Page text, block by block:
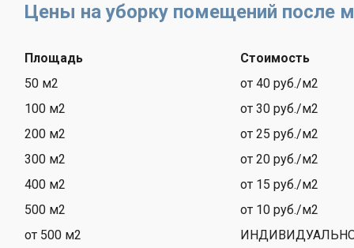
Цены на уборку помещений после
Площадь
Стоимость
50 м2
от 40 руб./м2
100 м2
от 30 руб./м2
200 м2
от 25 руб./м2
300 м2
от 20 руб./м2
400 м2
от 15 руб./м2
500 м2
от 10 руб./м2
от 500 м2